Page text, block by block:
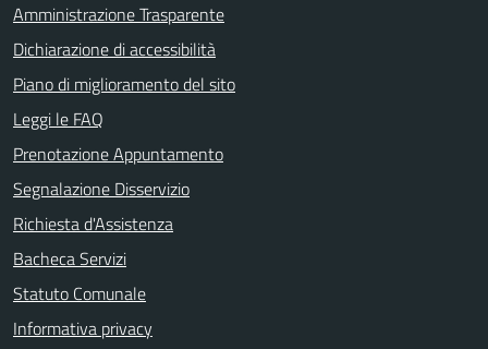
Amministrazione Trasparente
Dichiarazione di accessibilità
Piano di miglioramento del sito
Leggi le FAQ
Prenotazione Appuntamento
Segnalazione Disservizio
Richiesta d'Assistenza
Bacheca Servizi
Statuto Comunale
Informativa privacy